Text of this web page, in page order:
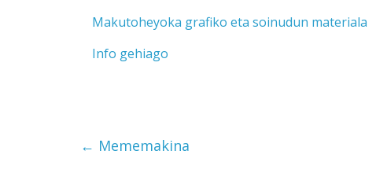
Makutoheyoka grafiko eta soinudun materiala
Info gehiago
← Mememakina